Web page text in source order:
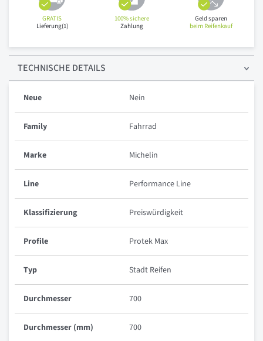
GRATIS
Lieferung(1)
100% sichere
Zahlung
Geld sparen
beim Reifenkauf
TECHNISCHE DETAILS
Neue Nein
Family Fahrrad
Marke Michelin
Line Performance Line
Klassifizierung Preiswürdigkeit
Profile Protek Max
Typ Stadt Reifen
Durchmesser 700
Durchmesser (mm) 700